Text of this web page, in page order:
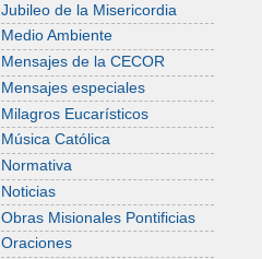
Jubileo de la Misericordia
Medio Ambiente
Mensajes de la CECOR
Mensajes especiales
Milagros Eucarísticos
Música Católica
Normativa
Noticias
Obras Misionales Pontificias
Oraciones